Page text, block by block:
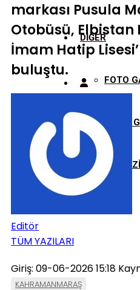
DİĞER
FOTO
VİDEO
markası Pusula
Otobüsü, Elbistan
İmam Hatip
buluştu.
Editör
TÜM YAZILARI
Giriş: 09-06-2026 15:18
KAHRAMANMARAŞ